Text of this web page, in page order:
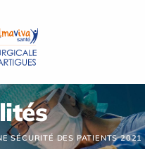
SÉCURITÉ DES PATIENTS 2021